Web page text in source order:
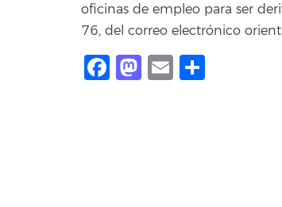
oficinas de empleo para ser
76, del correo electrónico
Facebook
Mastodon
Email